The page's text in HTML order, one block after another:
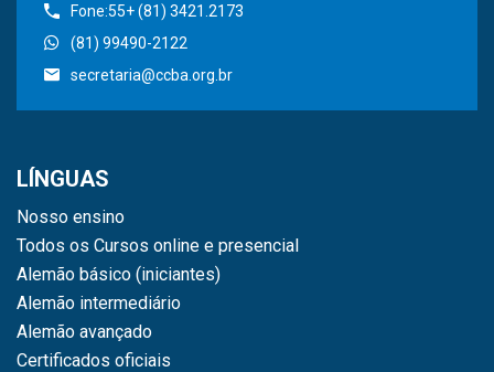
Fone:55+ (81) 3421.2173
(81) 99490-2122
secretaria@ccba.org.br
LÍNGUAS
Nosso ensino
Todos os Cursos online e presencial
Alemão básico (iniciantes)
Alemão intermediário
Alemão avançado
Certificados oficiais